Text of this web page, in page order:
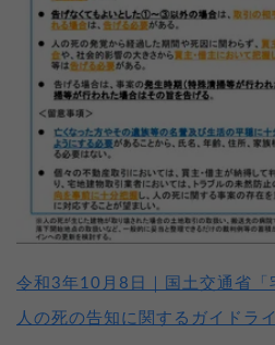
令和3年10月8日｜国土交通省「
人の死の告知に関するガイドライ